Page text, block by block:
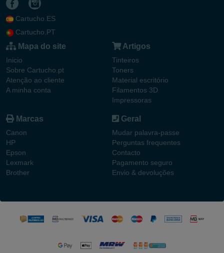
Cartucho.ES
Cartucho.PT
Mapa do site
Inicio
Sobre Cartucho.pt
Atenção ao cliente
A minha conta
Artigos
Tinteiros
Toners
Material escritório
Filamentos 3D
Impressoras
Marcas
Canon
HP
Epson
Lexmark
Brother
Geral
Mudar palavra-passe
Perguntas frequentes
Contacto
Pagamento seguro
Envio & devoluções